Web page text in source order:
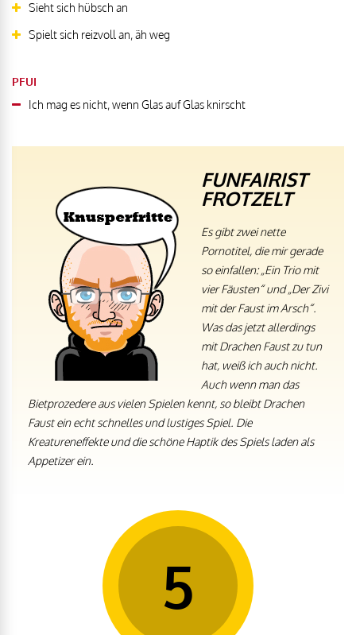
Sieht sich hübsch an
Spielt sich reizvoll an, äh weg
PFUI
Ich mag es nicht, wenn Glas auf Glas knirscht
FUNFAIRIST
FROTZELT
Es gibt zwei nette
Pornotitel, die mir gerade
so einfallen: „Ein Trio mit
vier Fäusten“ und „Der Zivi
mit der Faust im Arsch“.
Was das jetzt allerdings
mit Drachen Faust zu tun
hat, weiß ich auch nicht.
Auch wenn man das
Bietprozedere aus vielen Spielen kennt, so bleibt Drachen
Faust ein echt schnelles und lustiges Spiel. Die
Kreatureneffekte und die schöne Haptik des Spiels laden als
Appetizer ein.
5